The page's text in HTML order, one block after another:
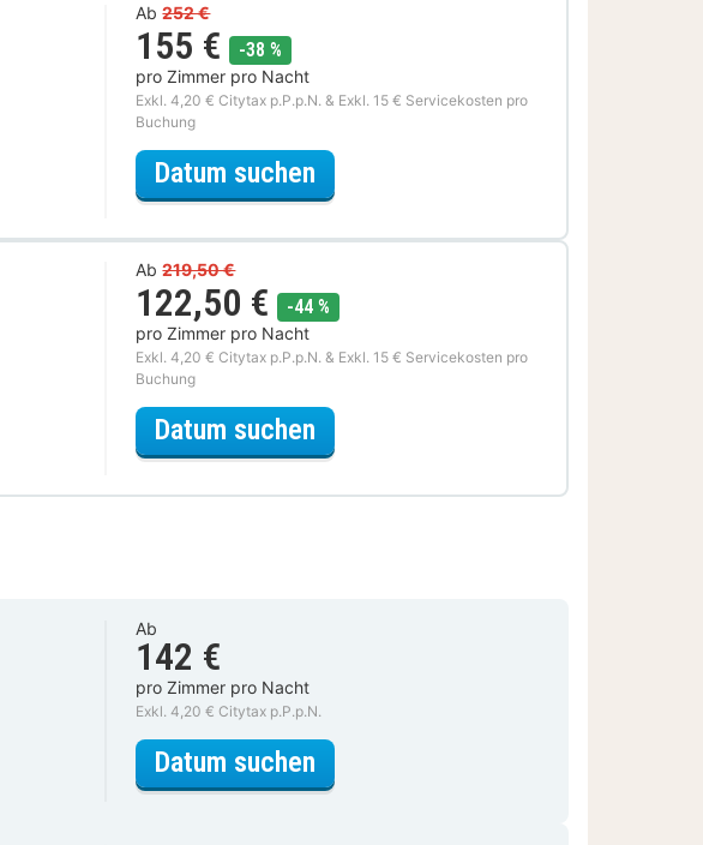
Ab 252 €
155 € -38 %
pro Zimmer pro Nacht
Exkl. 4,20 € Citytax p.P.p.N. & Exkl. 15 € Servicekosten pro
Buchung
Datum suchen
Ab 219,50 €
122,50 € -44 %
pro Zimmer pro Nacht
Exkl. 4,20 € Citytax p.P.p.N. & Exkl. 15 € Servicekosten pro
Buchung
Datum suchen
Ab
142 €
pro Zimmer pro Nacht
Exkl. 4,20 € Citytax p.P.p.N.
Datum suchen